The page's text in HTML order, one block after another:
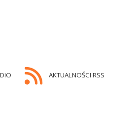
AKTUALNOŚCI RSS